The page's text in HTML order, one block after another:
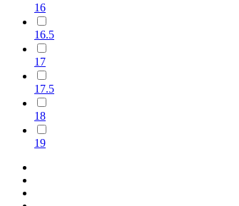
16
16.5
17
17.5
18
19